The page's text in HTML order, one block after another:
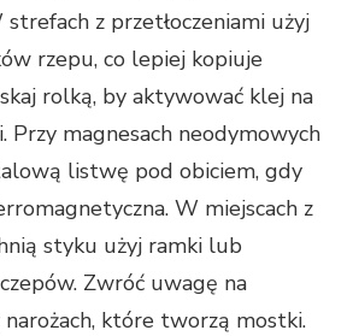
z przetłoczeniami użyj
rzepu, co lepiej kopiuje
rolką, by aktywować klej na
Przy magnesach neodymowych
listwę pod obiciem, gdy
W miejscach z
styku użyj ramki lub
Zwróć uwagę na
które tworzą mostki.